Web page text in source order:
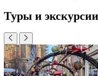
Туры и экскурсии